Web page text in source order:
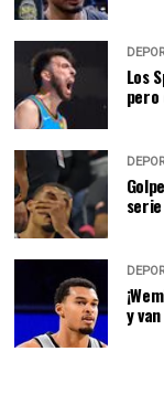
Los
pero
serie
y